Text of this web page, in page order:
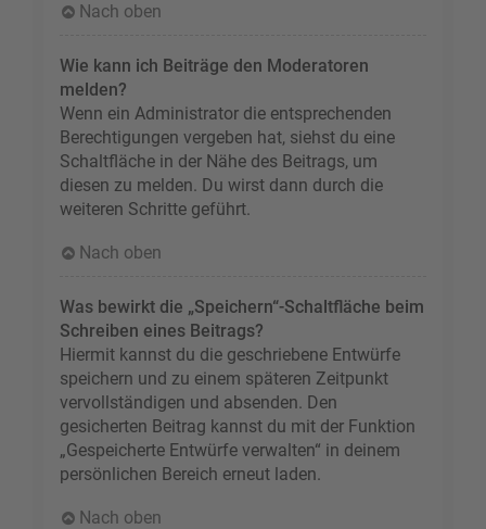
Nach oben
Wie kann ich Beiträge den Moderatoren
melden?
Wenn ein Administrator die entsprechenden
Berechtigungen vergeben hat, siehst du eine
Schaltfläche in der Nähe des Beitrags, um
diesen zu melden. Du wirst dann durch die
weiteren Schritte geführt.
Nach oben
Was bewirkt die „Speichern“-Schaltfläche beim
Schreiben eines Beitrags?
Hiermit kannst du die geschriebene Entwürfe
speichern und zu einem späteren Zeitpunkt
vervollständigen und absenden. Den
gesicherten Beitrag kannst du mit der Funktion
„Gespeicherte Entwürfe verwalten“ in deinem
persönlichen Bereich erneut laden.
Nach oben